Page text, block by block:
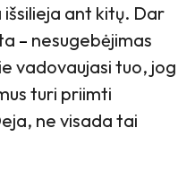
ant kitų. Dar
– nesugebėjimas
vadovaujasi tuo, jog
turi priimti
ne visada tai